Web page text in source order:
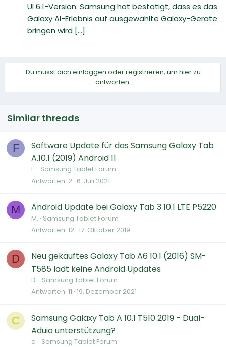
UI 6.1-Version. Samsung hat bestätigt, dass es das
Galaxy AI-Erlebnis auf ausgewählte Galaxy-Geräte
bringen wird [...]
Du musst dich einloggen oder registrieren, um hier zu
antworten.
Similar threads
F
Software Update für das Samsung Galaxy Tab
A.10.1 (2019) Android 11
F. Samsung Tablet Forum
Antworten 2 6. Juli 2021
M Android Update bei Galaxy Tab 3 10.1 LTE P5220
M. Samsung Tablet Forum
Antworten 12 17. Oktober 2019
D
Neu gekauftes Galaxy Tab A6 10.1 (2016) SM-
T585 lädt keine Android Updates
D. Samsung Tablet Forum
Antworten 11 19. Dezember 2021
C
Samsung Galaxy Tab A 10.1 T510 2019 - Dual-
Aduio unterstützung?
c. Samsung Tablet Forum